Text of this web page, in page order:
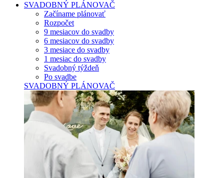
SVADOBNÝ PLÁNOVAČ
Začíname plánovať
Rozpočet
9 mesiacov do svadby
6 mesiacov do svadby
3 mesiace do svadby
1 mesiac do svadby
Svadobný týždeň
Po svadbe
SVADOBNÝ PLÁNOVAČ